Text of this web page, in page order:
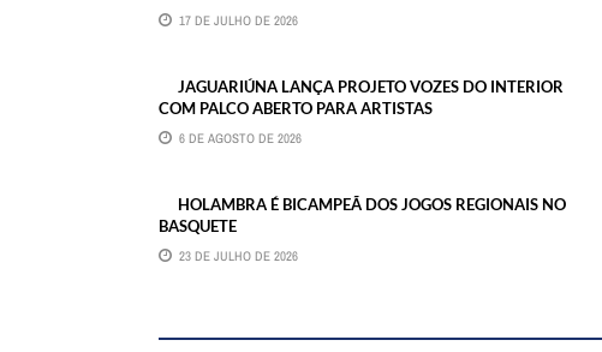
17 DE JULHO DE 2026
JAGUARIÚNA LANÇA PROJETO VOZES DO INTERIOR
COM PALCO ABERTO PARA ARTISTAS
6 DE AGOSTO DE 2026
HOLAMBRA É BICAMPEÃ DOS JOGOS REGIONAIS NO
BASQUETE
23 DE JULHO DE 2026